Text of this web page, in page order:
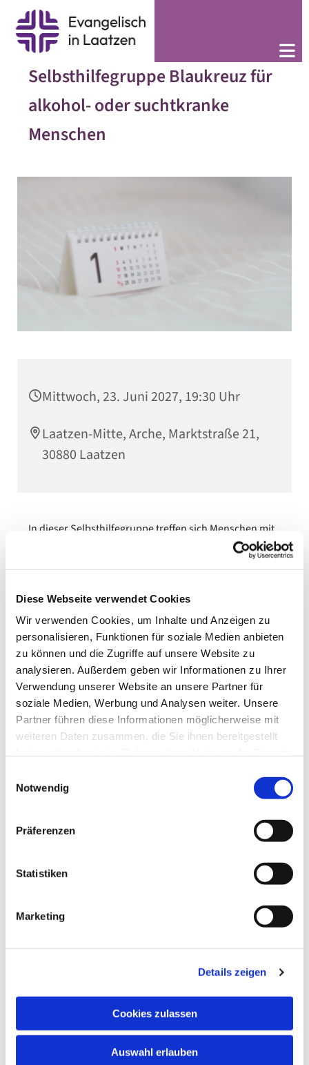
Diese Webseite verwendet Cookies
Wir verwenden Cookies, um Inhalte und Anzeigen zu
personalisieren, Funktionen für soziale Medien anbieten
zu können und die Zugriffe auf unsere Website zu
analysieren. Außerdem geben wir Informationen zu Ihrer
Verwendung unserer Website an unsere Partner für
soziale Medien, Werbung und Analysen weiter. Unsere
Partner führen diese Informationen möglicherweise mit
weiteren Daten zusammen, die Sie ihnen bereitgestellt
Notwendig
Präferenzen
Statistiken
Marketing
Details zeigen
Cookies zulassen
Auswahl erlauben
Selbsthilfegruppe Blaukreuz für
alkohol- oder suchtkranke
Menschen
Mittwoch, 23. Juni 2027, 19:30 Uhr
Laatzen-Mitte, Arche, Marktstraße 21,
30880 Laatzen
In dieser Selbsthilfegruppe treffen sich Menschen mit
Alkohol- oder Suchtproblemen. Betroffene Personen